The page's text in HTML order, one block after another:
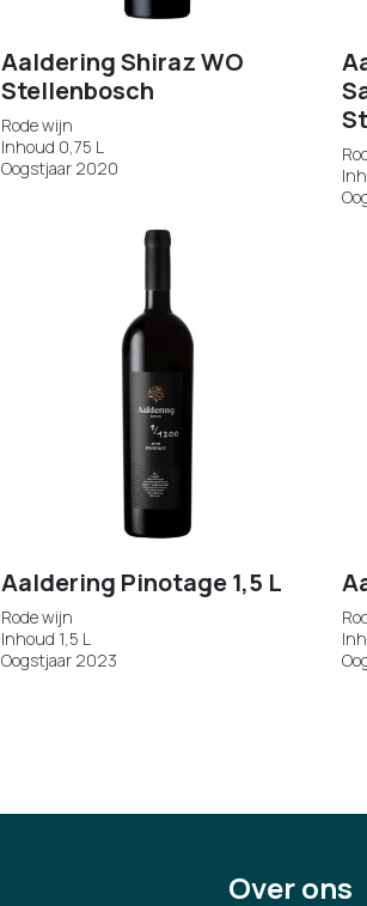
Aaldering Shiraz WO
Stellenbosch
Rode wijn
Inhoud 0,75 L
Oogstjaar 2020
Aaldering Pinotage 1,5 L
Rode wijn
Inhoud 1,5 L
Oogstjaar 2023
Over ons